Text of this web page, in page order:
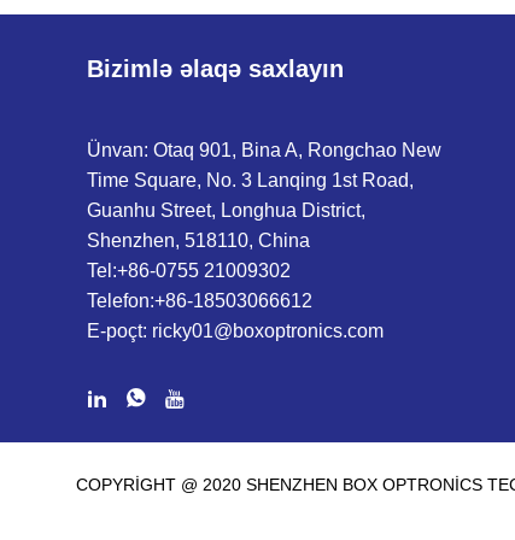
Bizimlə əlaqə saxlayın
Ünvan: Otaq 901, Bina A, Rongchao New
Time Square, No. 3 Lanqing 1st Road,
Guanhu Street, Longhua District,
Shenzhen, 518110, China
Tel:+86-0755 21009302
Telefon:+86-18503066612
E-poçt: ricky01@boxoptronics.com
COPYRIGHT @ 2020 SHENZHEN BOX OPTRONICS